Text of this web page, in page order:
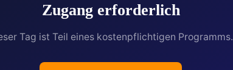
Zugang erforderlich
Tag ist Teil eines kostenpflichtigen Programms.